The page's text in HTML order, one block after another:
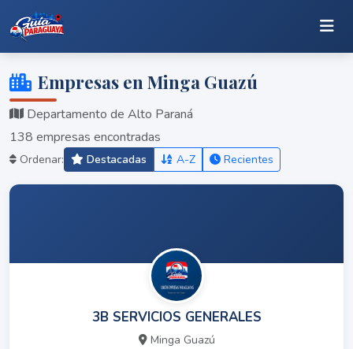
Empresas en Minga Guazú
Departamento de Alto Paraná
138 empresas encontradas
Ordenar: Destacadas A-Z Recientes
3B SERVICIOS GENERALES
Minga Guazú